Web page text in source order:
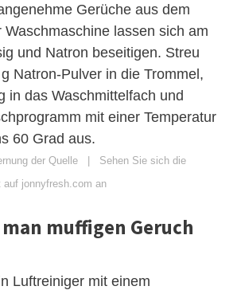
Gerüche aus dem
Waschmaschine lassen sich am
und Natron beseitigen. Streu
Natron-Pulver in die Trommel,
in das Waschmittelfach und
mit einer Temperatur
60 Grad aus.
der Quelle | Sehen Sie sich die
auf jonnyfresh.com an
muffigen Geruch
Luftreiniger mit einem